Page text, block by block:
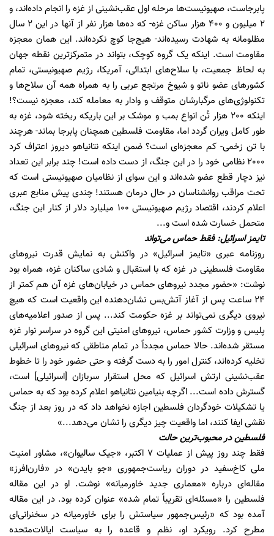
پابرجاست، صهیونیست‌ها مرحله اول عقب‌نشینی از غزه را انجام داده‌اند، و
2 میلیون و 400 هزار ساکن غزه- که ده‌ها هزار نفر از آنها در این 2 سال
مظلومانه به شهادت رسیده‌اند- هیج‌جا کوچ نکرده‌اند. این همان معجزه
مقاومت است. اینکه یک گروه کوچک، بتواند در متمرکزترین نقطه جهان
به لحاظ جمعیت، با سلاح‌های ابتدائی، آمریکا، رژیم صهیونیستی، تمام
کشورهای عضو ناتو و شیوخ مرتجع عربی را به همراه همه آن سلاح‌ها و
تکنولوژی‌های مرگبارشان متوقف و وادار به معامله کند، معجزه نیست؟!
اینکه 200 هزار تُن انواع بمب و موشک بر این باریکه ریخته شود، غزه به
طور کامل ویران گردد اما، مقاومت فلسطین همچنان پابرجا بماند- هرچند
با تن زخمی- کم معجزه‌ای است؟ ضمن اینکه نتانیاهو دیروز اعتراف کرد
2000 نظامی خود را در این جنگ، از دست داده است! چند برابر این تعداد
نیز دچار قطع عضو شده‌اند و این سوای از نظامیان صهیونیستی است که
تحت مراقب روانشناسان در حال درمان هستند! چندی پیش منابع عبری
اعلام کردند، اقتصاد رژیم صهیونیستی 100 میلیارد دلار از کنار این جنگ،
متحمل خسارت شده است و...
تایمز اسرائیل: فقط حماس می‌تواند
روزنامه عبری «تایمز اسرائیل» در واکنش به نمایش قدرت نیروهای
مقاومت فلسطینی در غزه که با استقبال و شادی ساکنان غزه، همراه بود
نوشت: «حضور مجدد نیروهای حماس در خیابان‌های غزه آن هم کمتر از
24 ساعت پس از آغاز آتش‌بس نشان‌دهنده این واقعیت است که هیچ
نیروی دیگری نمی‌تواند بر غزه حکومت کند... پس از صدور اعلامیه‌های
پلیس و وزارت کشور حماس، نیروهای امنیتی این گروه در سراسر نوار غزه
مستقر شده‌اند. حالا حماس مجدداً در تمام مناطقی که نیروهای اسرائیلی
تخلیه کرده‌اند، کنترل امور را به دست گرفته و حتی حضور خود را تا خطوط
عقب‌نشینی ارتش اسرائیل که محل استقرار سربازان [اسرائیلی] است،
گسترش داده است... اگرچه بنیامین نتانیاهو اعلام کرده بود که به حماس
یا تشکیلات خودگردان فلسطین اجازه نخواهد داد که در روز بعد از جنگ
نقشی ایفا کنند، اما واقعیت چیز دیگری را نشان می‌دهد...»
فلسطین در محبوب‌ترین حالت
فقط چند روز پیش از عملیات 7 اکتبر، «جیک سالیوان»، مشاور امنیت
ملی کاخ‌سفید در دوران ریاست‌جمهوری «جو بایدن» در «فارن‌افرز»
مقاله‌ای درباره «معماری جدید خاورمیانه» نوشت. او در این مقاله
فلسطین را «مسئله‌ای تقریباً تمام شده» عنوان کرده بود. در این مقاله
آمده بود که «رئیس‌جمهور سیاستش را برای خاورمیانه در سخنرانی‌ای
مطرح کرد. رویکرد او، نظم و قاعده را به سیاست ایالات‌متحده